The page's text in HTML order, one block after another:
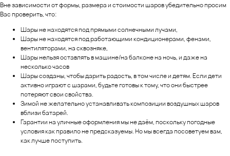
Вне зависимости от формы, размера и стоимости шаров убедительно просим
Вас проверить, что:
Шары не находятся под прямыми солнечными лучами,
Шары не находятся под работающими кондиционерами, фенами,
вентиляторами, на сквозняке,
Шары нельзя оставлять в машине/на балконе на ночь, и даже на
несколько часов
Шары созданы, чтобы дарить радость, в том числе и детям. Если дети
активно играют с шарами, будьте готовы к тому, что они быстрее
потеряют свои свойства.
Зимой не желательно устанавливать композиции воздушных шаров
вблизи батарей.
Гарантии на уличные оформления мы не даём, поскольку погодные
условия как правило не предсказуемы. Но мы всегда посоветуем вам,
как лучше поступить.